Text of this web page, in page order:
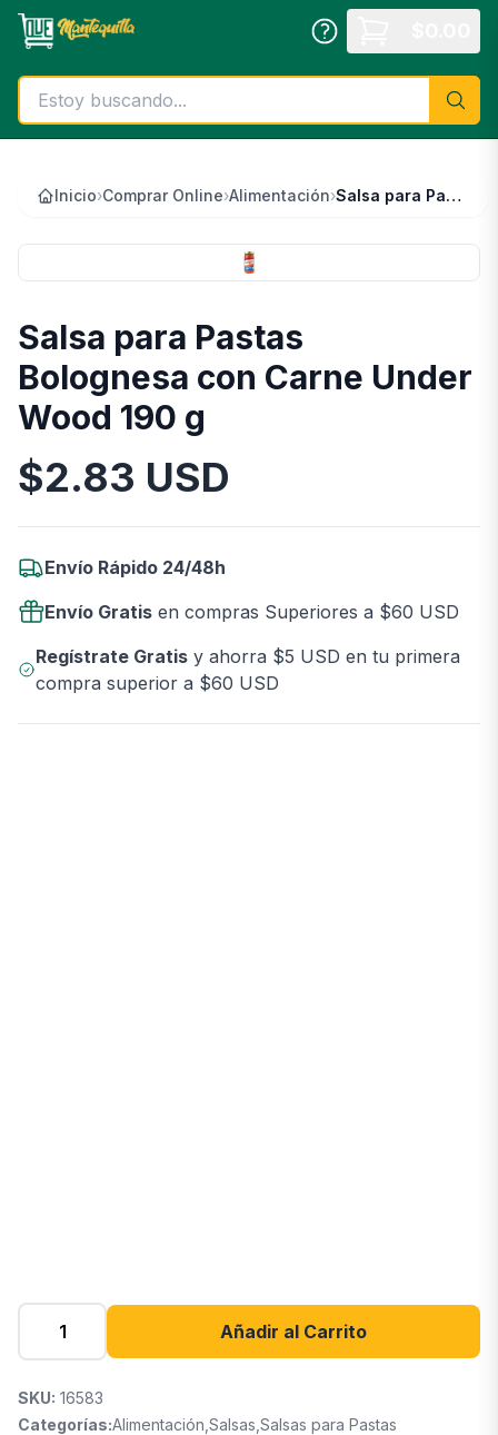
Saltar al contenido principal
Inicio›Comprar Online›Alimentación› Salsa para Pastas Bolognesa con Carne Under Wood 190 g
Salsa para Pastas
Bolognesa con Carne Under
Wood 190 g
Información del Producto
$2.83 USD
Envío Rápido 24/48h
Envío Gratis en compras Superiores a $60 USD
Regístrate Gratisy ahorra $5 USD en tu primera
compra superior a $60 USD
Añadir al Carrito
SKU: 16583
Categorías:Alimentación Salsas Salsas para Pastas